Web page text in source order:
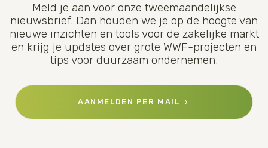
Meld je aan voor onze tweemaandelijkse
nieuwsbrief. Dan houden we je op de hoogte van
nieuwe inzichten en tools voor de zakelijke markt
en krijg je updates over grote WWF-projecten en
tips voor duurzaam ondernemen.
AANMELDEN PER MAIL